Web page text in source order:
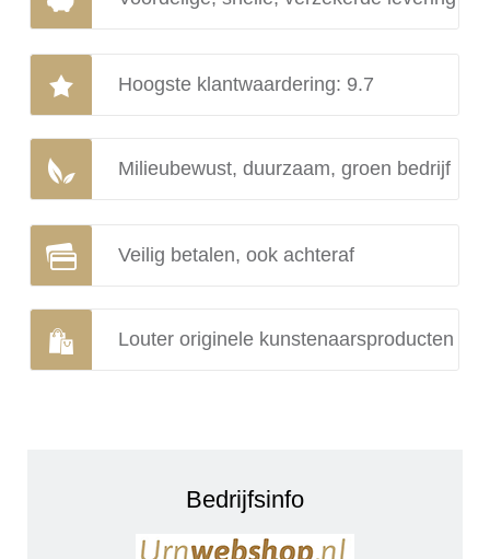
Hoogste klantwaardering: 9.7
Milieubewust, duurzaam, groen bedrijf
Veilig betalen, ook achteraf
Louter originele kunstenaarsproducten
Bedrijfsinfo